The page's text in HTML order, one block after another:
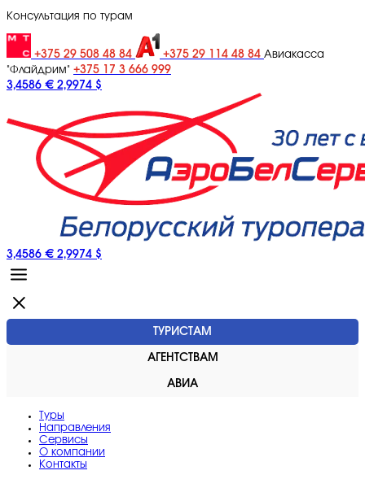
Консультация по турам
+375 29 508 48 84 +375 29 114 48 84 Авиакасса
"Флайдрим" +375 17 3 666 999
3,4586 € 2,9974 $
3,4586 € 2,9974 $
ТУРИСТАМ
АГЕНТСТВАМ
АВИА
Туры
Направления
Сервисы
O компании
Контакты